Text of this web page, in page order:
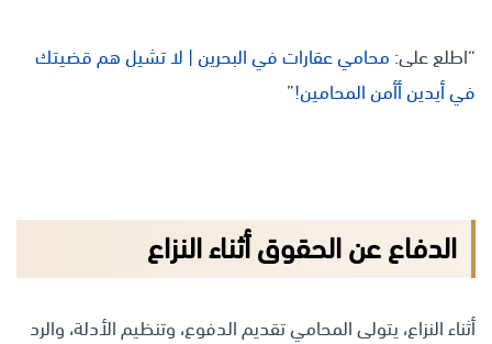
“اطلع على: محامي عقارات في البحرين | لا تشيل هم قضيتك
في أيدين أأمن المحامين!”
الدفاع عن الحقوق أثناء النزاع
أثناء النزاع، يتولى المحامي تقديم الدفوع، وتنظيم الأدلة، والرد